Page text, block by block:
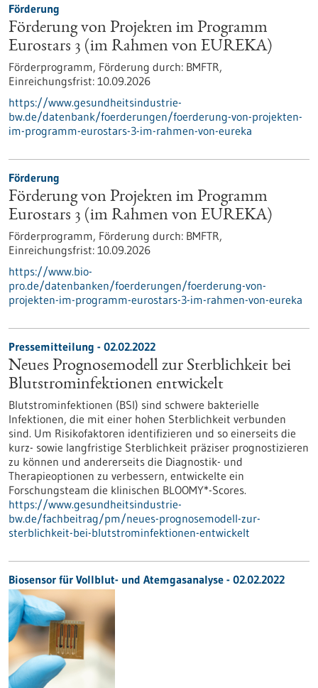
Förderung
Förderung von Projekten im Programm
Eurostars 3 (im Rahmen von EUREKA)
Förderprogramm, Förderung durch: BMFTR,
Einreichungsfrist: 10.09.2026
https://www.gesundheitsindustrie-
bw.de/datenbank/foerderungen/foerderung-von-projekten-
im-programm-eurostars-3-im-rahmen-von-eureka
Förderung
Förderung von Projekten im Programm
Eurostars 3 (im Rahmen von EUREKA)
Förderprogramm, Förderung durch: BMFTR,
Einreichungsfrist: 10.09.2026
https://www.bio-
pro.de/datenbanken/foerderungen/foerderung-von-
projekten-im-programm-eurostars-3-im-rahmen-von-eureka
Pressemitteilung - 02.02.2022
Neues Prognosemodell zur Sterblichkeit bei
Blutstrominfektionen entwickelt
Blutstrominfektionen (BSI) sind schwere bakterielle
Infektionen, die mit einer hohen Sterblichkeit verbunden
sind. Um Risikofaktoren identifizieren und so einerseits die
kurz- sowie langfristige Sterblichkeit präziser prognostizieren
zu können und andererseits die Diagnostik- und
Therapieoptionen zu verbessern, entwickelte ein
Forschungsteam die klinischen BLOOMY*-Scores.
https://www.gesundheitsindustrie-
bw.de/fachbeitrag/pm/neues-prognosemodell-zur-
sterblichkeit-bei-blutstrominfektionen-entwickelt
Biosensor für Vollblut- und Atemgasanalyse - 02.02.2022